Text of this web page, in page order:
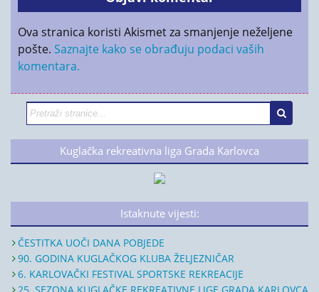
Ova stranica koristi Akismet za smanjenje neželjene
pošte. Saznajte kako se obrađuju podaci vaših
komentara.
Kuglačka rekreativna liga Grada Karlovca
Istaknute vijesti:
ČESTITKA UOČI DANA POBJEDE
90. GODINA KUGLAČKOG KLUBA ŽELJEZNIČAR
6. KARLOVAČKI FESTIVAL SPORTSKE REKREACIJE